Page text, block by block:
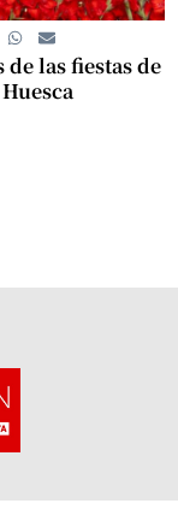
las fiestas de